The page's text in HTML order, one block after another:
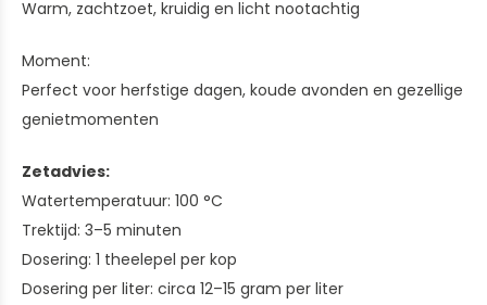
Warm, zachtzoet, kruidig en licht nootachtig
Moment:
Perfect voor herfstige dagen, koude avonden en gezellige
genietmomenten
Zetadvies:
Watertemperatuur: 100 °C
Trektijd: 3–5 minuten
Dosering: 1 theelepel per kop
Dosering per liter: circa 12–15 gram per liter